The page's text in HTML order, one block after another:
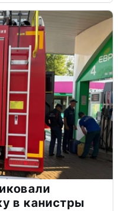
в канистры